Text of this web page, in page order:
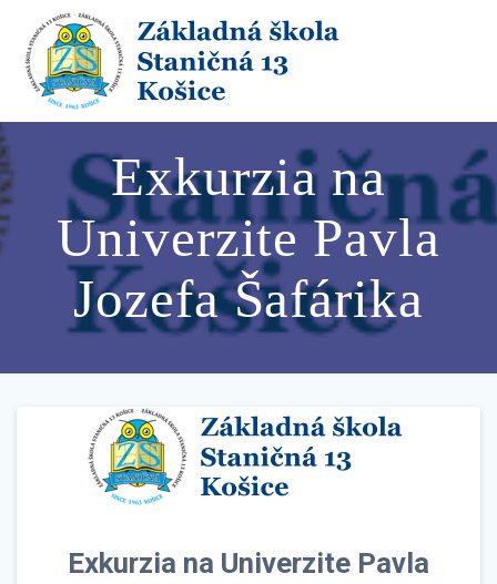
to
content
Exkurzia na
Univerzite Pavla
Jozefa Šafárika
Exkurzia na Univerzite Pavla